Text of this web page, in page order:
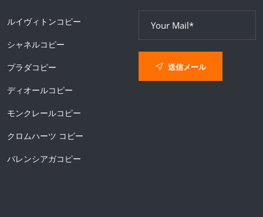
ルイヴィトンコピー
シャネルコピー
プラダコピー
ディオールコピー
モンクレールコピー
クロムハーツ コピー
バレンシアガコピー
送信メール